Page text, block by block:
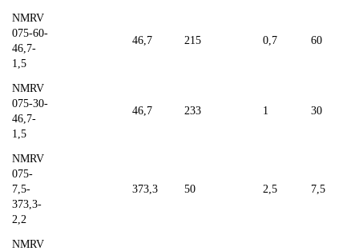
NMRV
075-60-
46,7-
1,5
46,7 215 0,7 60
NMRV
075-30-
46,7-
1,5
46,7 233 1 30
NMRV
075-
7,5-
373,3-
2,2
373,3 50 2,5 7,5
NMRV